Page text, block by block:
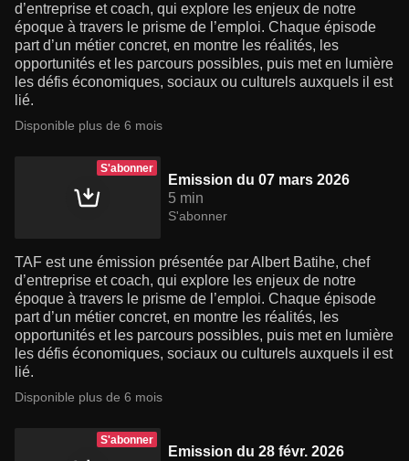
d’entreprise et coach, qui explore les enjeux de notre
époque à travers le prisme de l’emploi. Chaque épisode
part d’un métier concret, en montre les réalités, les
opportunités et les parcours possibles, puis met en lumière
les défis économiques, sociaux ou culturels auxquels il est
lié.
Disponible plus de 6 mois
S'abonner
Emission du 07 mars 2026
5 min
S'abonner
TAF est une émission présentée par Albert Batihe, chef
d’entreprise et coach, qui explore les enjeux de notre
époque à travers le prisme de l’emploi. Chaque épisode
part d’un métier concret, en montre les réalités, les
opportunités et les parcours possibles, puis met en lumière
les défis économiques, sociaux ou culturels auxquels il est
lié.
Disponible plus de 6 mois
S'abonner
Emission du 28 févr. 2026